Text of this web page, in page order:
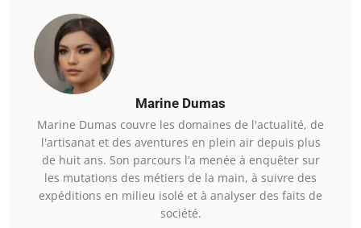
Marine Dumas
Marine Dumas couvre les domaines de l'actualité, de
l'artisanat et des aventures en plein air depuis plus
de huit ans. Son parcours l’a menée à enquêter sur
les mutations des métiers de la main, à suivre des
expéditions en milieu isolé et à analyser des faits de
société.